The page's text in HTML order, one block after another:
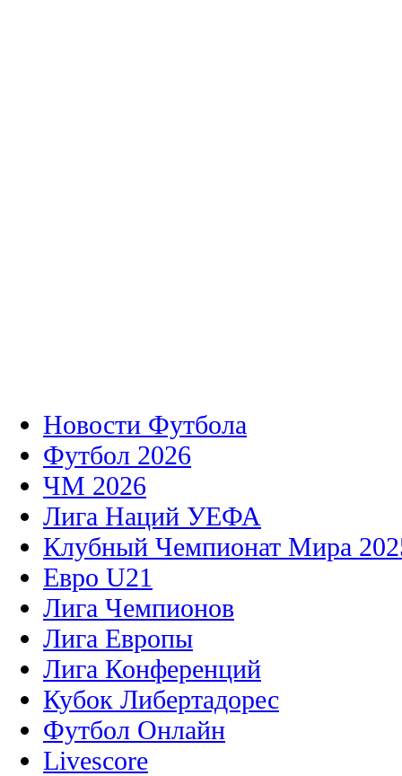
Новости Футбола
Футбол 2026
ЧМ 2026
Лига Наций УЕФА
Клубный Чемпионат Мира
Евро U21
Лига Чемпионов
Лига Европы
Лига Конференций
Кубок Либертадорес
Футбол Онлайн
Livescore